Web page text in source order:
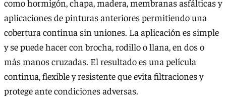
como hormigón, chapa, madera, membranas asfálticas y
aplicaciones de pinturas anteriores permitiendo una
cobertura continua sin uniones. La aplicación es simple
y se puede hacer con brocha, rodillo o llana, en dos o
más manos cruzadas. El resultado es una película
continua, flexible y resistente que evita filtraciones y
protege ante condiciones adversas.